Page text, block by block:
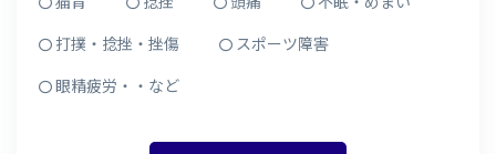
打撲・捻挫・挫傷
スポーツ障害
眼精疲労・・など